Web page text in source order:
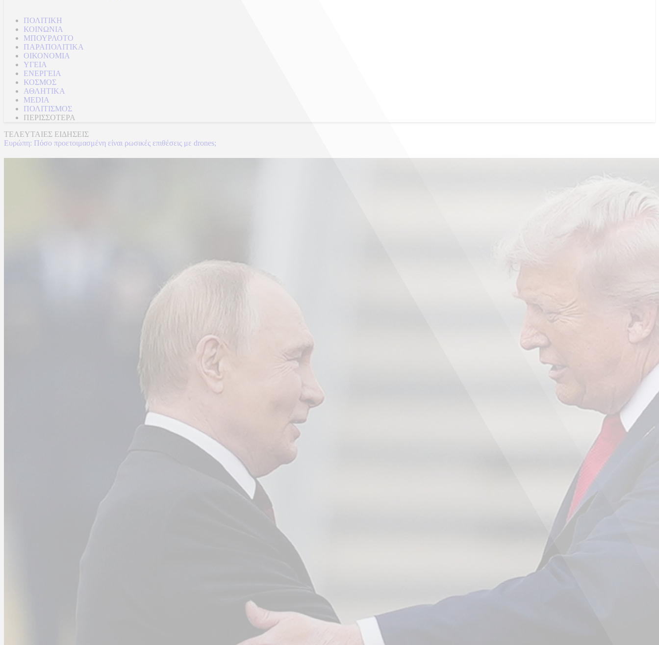
ΠΟΛΙΤΙΚΗ
ΚΟΙΝΩΝΙΑ
ΜΠΟΥΡΛΟΤΟ
ΠΑΡΑΠΟΛΙΤΙΚΑ
ΟΙΚΟΝΟΜΙΑ
ΥΓΕΙΑ
ΕΝΕΡΓΕΙΑ
ΚΟΣΜΟΣ
ΑΘΛΗΤΙΚΑ
MEDIA
ΠΟΛΙΤΙΣΜΟΣ
ΠΕΡΙΣΣΟΤΕΡΑ
ΤΕΛΕΥΤΑΙΕΣ ΕΙΔΗΣΕΙΣ
Ευρώπη: Πόσο προετοιμασμένη είναι ρωσικές επιθέσεις με drones;